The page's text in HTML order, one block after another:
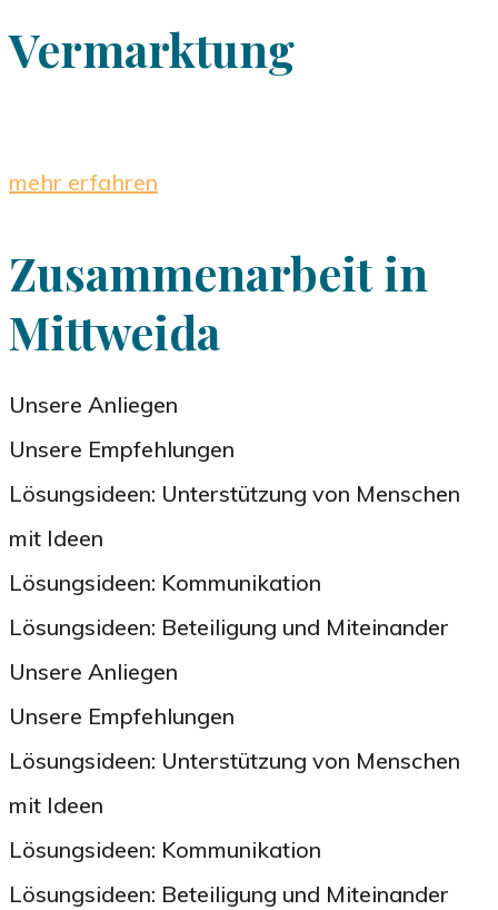
Vermarktung
mehr erfahren
Zusammenarbeit in
Mittweida
Unsere Anliegen
Unsere Empfehlungen
Lösungsideen: Unterstützung von Menschen
mit Ideen
Lösungsideen: Kommunikation
Lösungsideen: Beteiligung und Miteinander
Unsere Anliegen
Unsere Empfehlungen
Lösungsideen: Unterstützung von Menschen
mit Ideen
Lösungsideen: Kommunikation
Lösungsideen: Beteiligung und Miteinander